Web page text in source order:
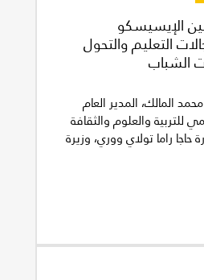
الإيسيسكو
التعليم والتحول
الشباب
المالك، المدير العام
للتربية والعلوم والثقافة
راما تولاي ووري، وزيرة